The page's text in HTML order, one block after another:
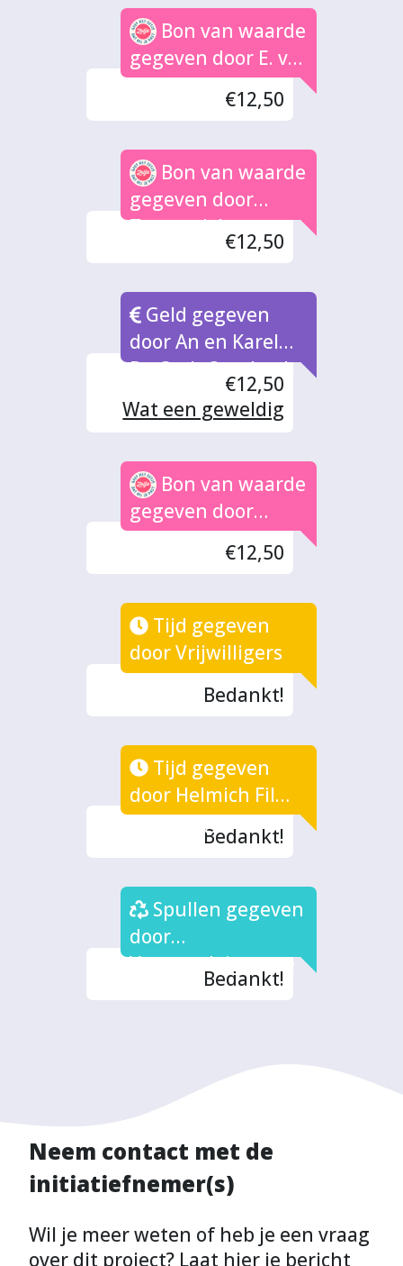
Bon van waarde
gegeven door E. vd
Hoff
€12,50
Bon van waarde
gegeven door
Toppertje!
€12,50
Geld gegeven
door An en Karel
De Cock-Overbeek
€12,50
Wat een geweldig
Bon van waarde
gegeven door
anoniem
€12,50
Tijd gegeven
door Vrijwilligers
Bedankt!
Tijd gegeven
door Helmich Films
/ Campagne
Bedankt!
Spullen gegeven
door
Vastgoedeigenare
Bedankt!
Neem contact met de
initiatiefnemer(s)
Wil je meer weten of heb je een vraag
over dit project? Laat hier je bericht